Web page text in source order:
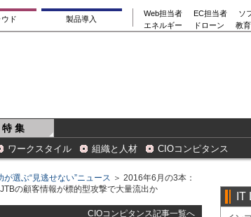
ド 製品導入
Web担当者 EC担当者
ソ
エネルギー
ドローン 教
特 集
ワークスタイル 組織と人材 CIOコンピタンス
が選ぶ“見逃せない”ニュース ＞ 2016年6月の3本：
の顧客情報が標的型攻撃で大量流出か
CIOコンピタンス記事一覧へ
IT